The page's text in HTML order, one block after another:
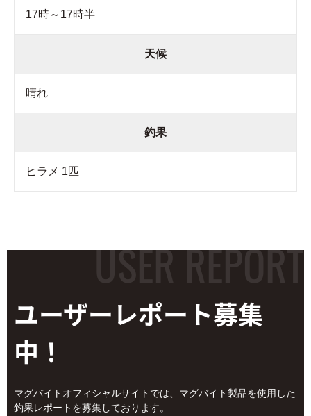
17時～17時半
天候
晴れ
釣果
ヒラメ 1匹
ユーザーレポート募集
中！
マグバイトオフィシャルサイトでは、マグバイト製品を使用した
釣果レポートを募集しております。